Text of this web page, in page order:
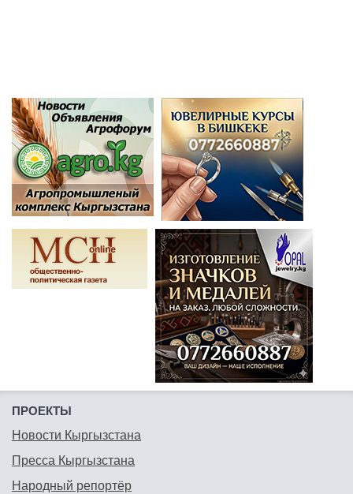
ПРОЕКТЫ
Новости Кыргызстана
Пресса Кыргызстана
Народный репортёр